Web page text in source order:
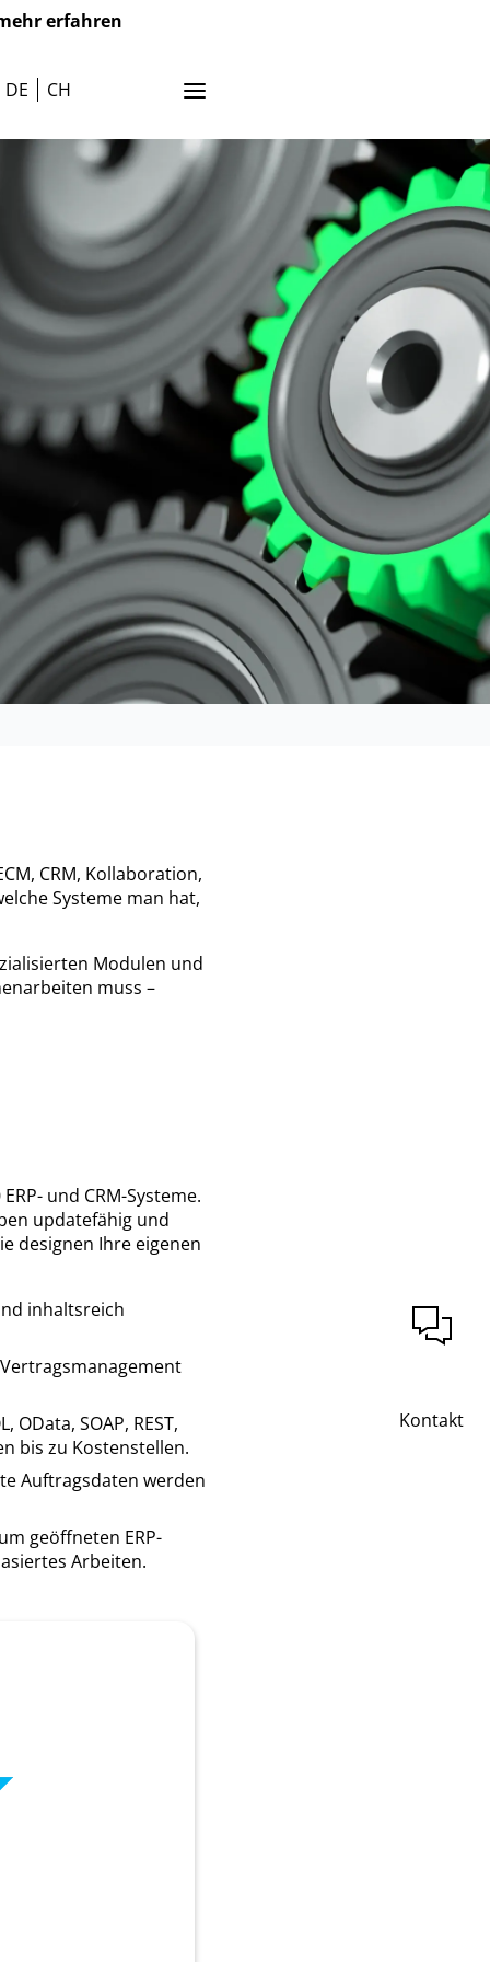
erfahren
DE CH
Kontakt
CRM, Kollaboration,
Systeme man hat,
Modulen und
muss –
und CRM-Systeme.
updatefähig und
designen Ihre eigenen
inhaltsreich
SOAP, REST,
bis zu Kostenstellen.
Auftragsdaten werden
geöffneten ERP-
Arbeiten.